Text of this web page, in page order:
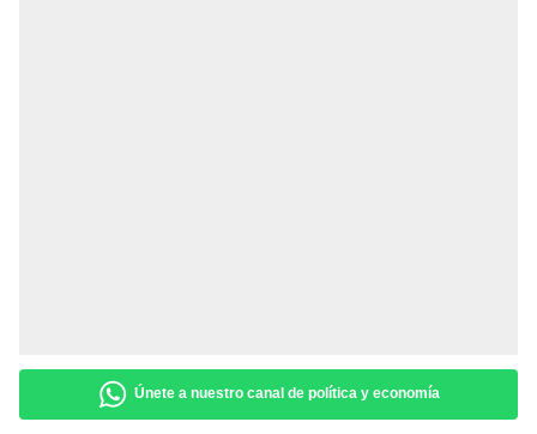
Únete a nuestro canal de política y economía